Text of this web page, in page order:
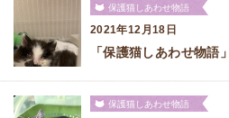
保護猫しあわせ物語
2021年12月18日
「保護猫しあわせ物
保護猫しあわせ物語